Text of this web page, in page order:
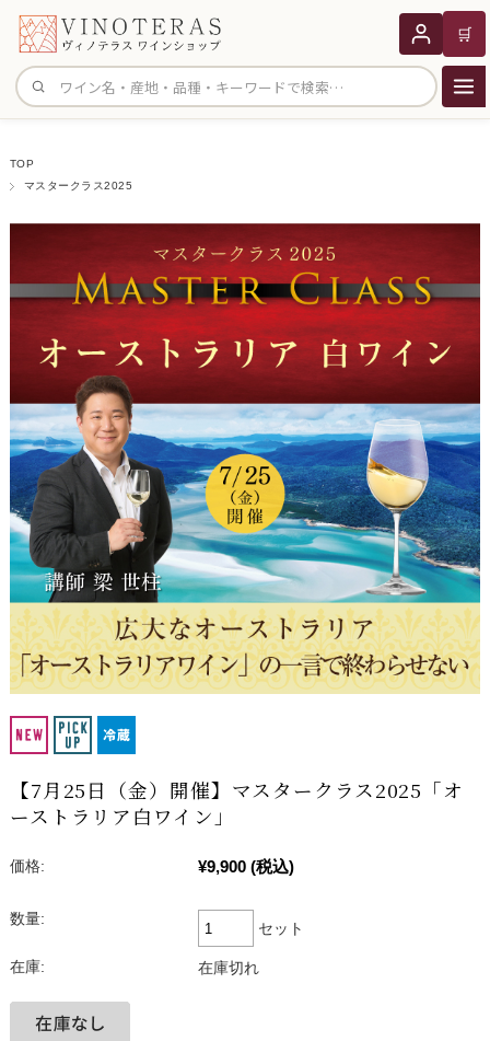
サイト内検索
🛒
TOP
マスタークラス2025
【7月25日（金）開催】マスタークラス2025「オ
ーストラリア白ワイン」
価格: ¥9,900 (税込)
数量:
セット
在庫: 在庫切れ